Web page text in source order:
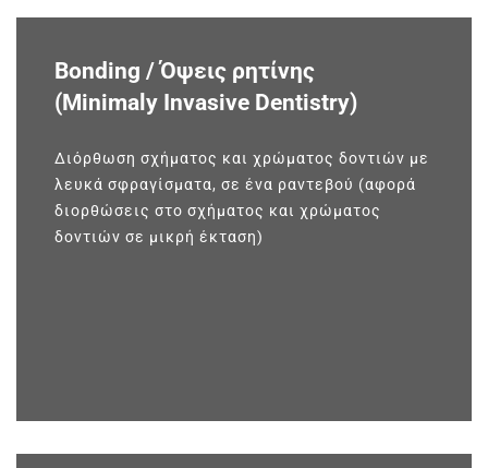
Bonding / Όψεις ρητίνης
(Minimaly Invasive Dentistry)
Διόρθωση σχήματος και χρώματος δοντιών με
λευκά σφραγίσματα, σε ένα ραντεβού (αφορά
διορθώσεις στο σχήματος και χρώματος
δοντιών σε μικρή έκταση)